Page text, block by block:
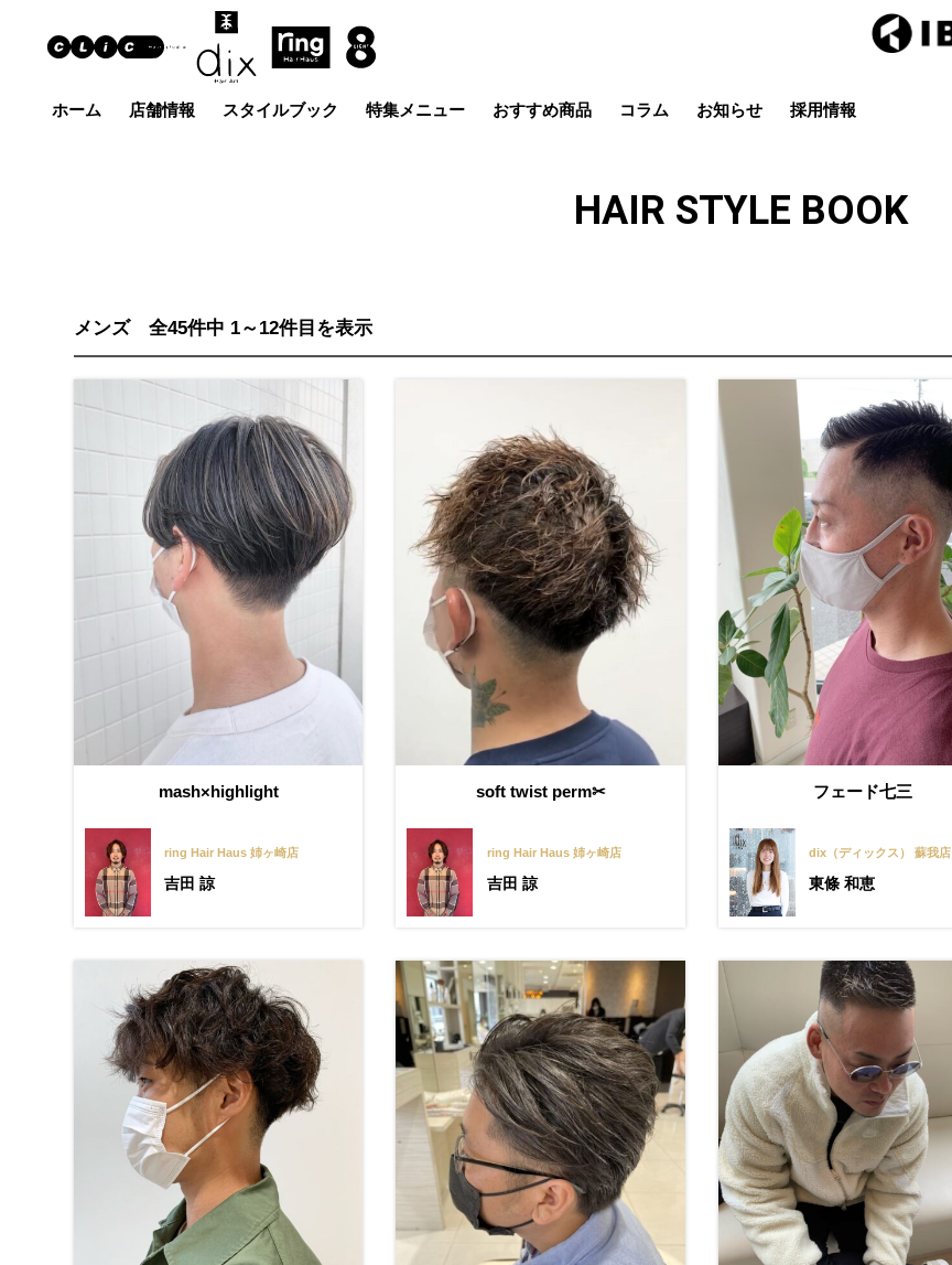
ホーム 店舗情報 スタイルブック 特集メニュー おすすめ商品 コラム お知らせ 採用情報
HAIR STYLE BOOK
メンズ 全45件中 1～12件目を表示
mash×highlight
ring Hair Haus 姉ヶ崎店
吉田 諒
soft twist perm✂︎
ring Hair Haus 姉ヶ崎店
吉田 諒
フェード七三
dix（ディックス） 蘇我店
東條 和恵